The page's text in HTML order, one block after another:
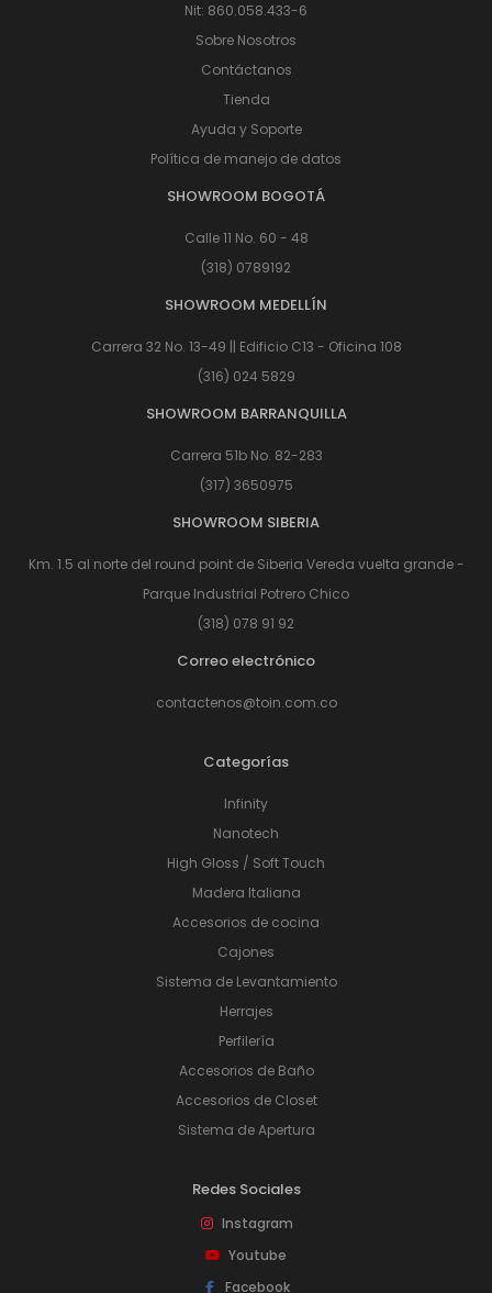
Nit: 860.058.433-6
Sobre Nosotros
Contáctanos
Tienda
Ayuda y Soporte
Política de manejo de datos
SHOWROOM BOGOTÁ
Calle 11 No. 60 - 48
(318) 0789192
SHOWROOM MEDELLÍN
Carrera 32 No. 13-49 || Edificio C13 - Oficina 108
(316) 024 5829
SHOWROOM BARRANQUILLA
Carrera 51b No. 82-283
(317) 3650975
SHOWROOM SIBERIA
Km. 1.5 al norte del round point de Siberia Vereda vuelta grande -
Parque Industrial Potrero Chico
(318) 078 91 92
Correo electrónico
contactenos@toin.com.co
Categorías
Infinity
Nanotech
High Gloss / Soft Touch
Madera Italiana
Accesorios de cocina
Cajones
Sistema de Levantamiento
Herrajes
Perfilería
Accesorios de Baño
Accesorios de Closet
Sistema de Apertura
Redes Sociales
Instagram
Youtube
Facebook